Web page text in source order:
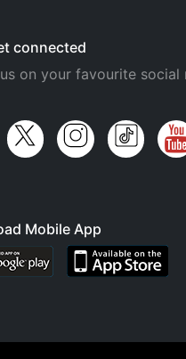
connected
on your favourite
Mobile App